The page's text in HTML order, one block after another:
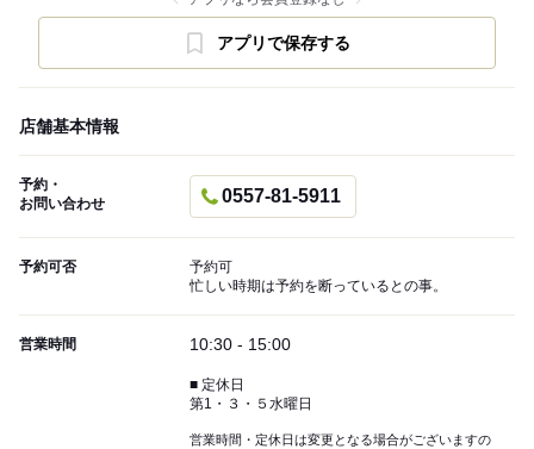
アプリで保存する
店舗基本情報
予約・
お問い合わせ
0557-81-5911
予約可否
予約可
忙しい時期は予約を断っているとの事。
営業時間 10:30 - 15:00
■ 定休日
第1・３・５水曜日
営業時間・定休日は変更となる場合がございますの